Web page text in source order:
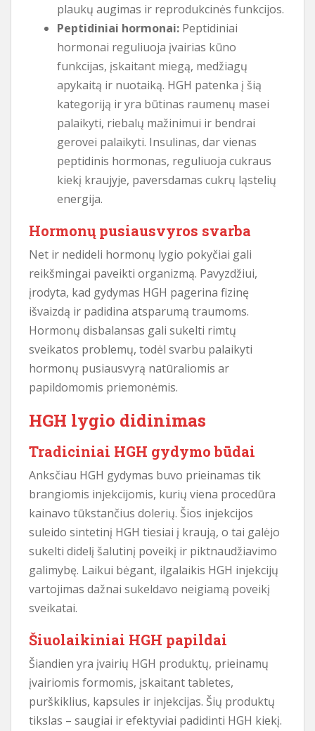
plaukų augimas ir reprodukcinės funkcijos.
Peptidiniai hormonai: Peptidiniai
hormonai reguliuoja įvairias kūno
funkcijas, įskaitant miegą, medžiagų
apykaitą ir nuotaiką. HGH patenka į šią
kategoriją ir yra būtinas raumenų masei
palaikyti, riebalų mažinimui ir bendrai
gerovei palaikyti. Insulinas, dar vienas
peptidinis hormonas, reguliuoja cukraus
kiekį kraujyje, paversdamas cukrų ląstelių
energija.
Hormonų pusiausvyros svarba
Net ir nedideli hormonų lygio pokyčiai gali
reikšmingai paveikti organizmą. Pavyzdžiui,
įrodyta, kad gydymas HGH pagerina fizinę
išvaizdą ir padidina atsparumą traumoms.
Hormonų disbalansas gali sukelti rimtų
sveikatos problemų, todėl svarbu palaikyti
hormonų pusiausvyrą natūraliomis ar
papildomomis priemonėmis.
HGH lygio didinimas
Tradiciniai HGH gydymo būdai
Anksčiau HGH gydymas buvo prieinamas tik
brangiomis injekcijomis, kurių viena procedūra
kainavo tūkstančius dolerių. Šios injekcijos
suleido sintetinį HGH tiesiai į kraują, o tai galėjo
sukelti didelį šalutinį poveikį ir piktnaudžiavimo
galimybę. Laikui bėgant, ilgalaikis HGH injekcijų
vartojimas dažnai sukeldavo neigiamą poveikį
sveikatai.
Šiuolaikiniai HGH papildai
Šiandien yra įvairių HGH produktų, prieinamų
įvairiomis formomis, įskaitant tabletes,
purškiklius, kapsules ir injekcijas. Šių produktų
tikslas – saugiai ir efektyviai padidinti HGH kiekį.